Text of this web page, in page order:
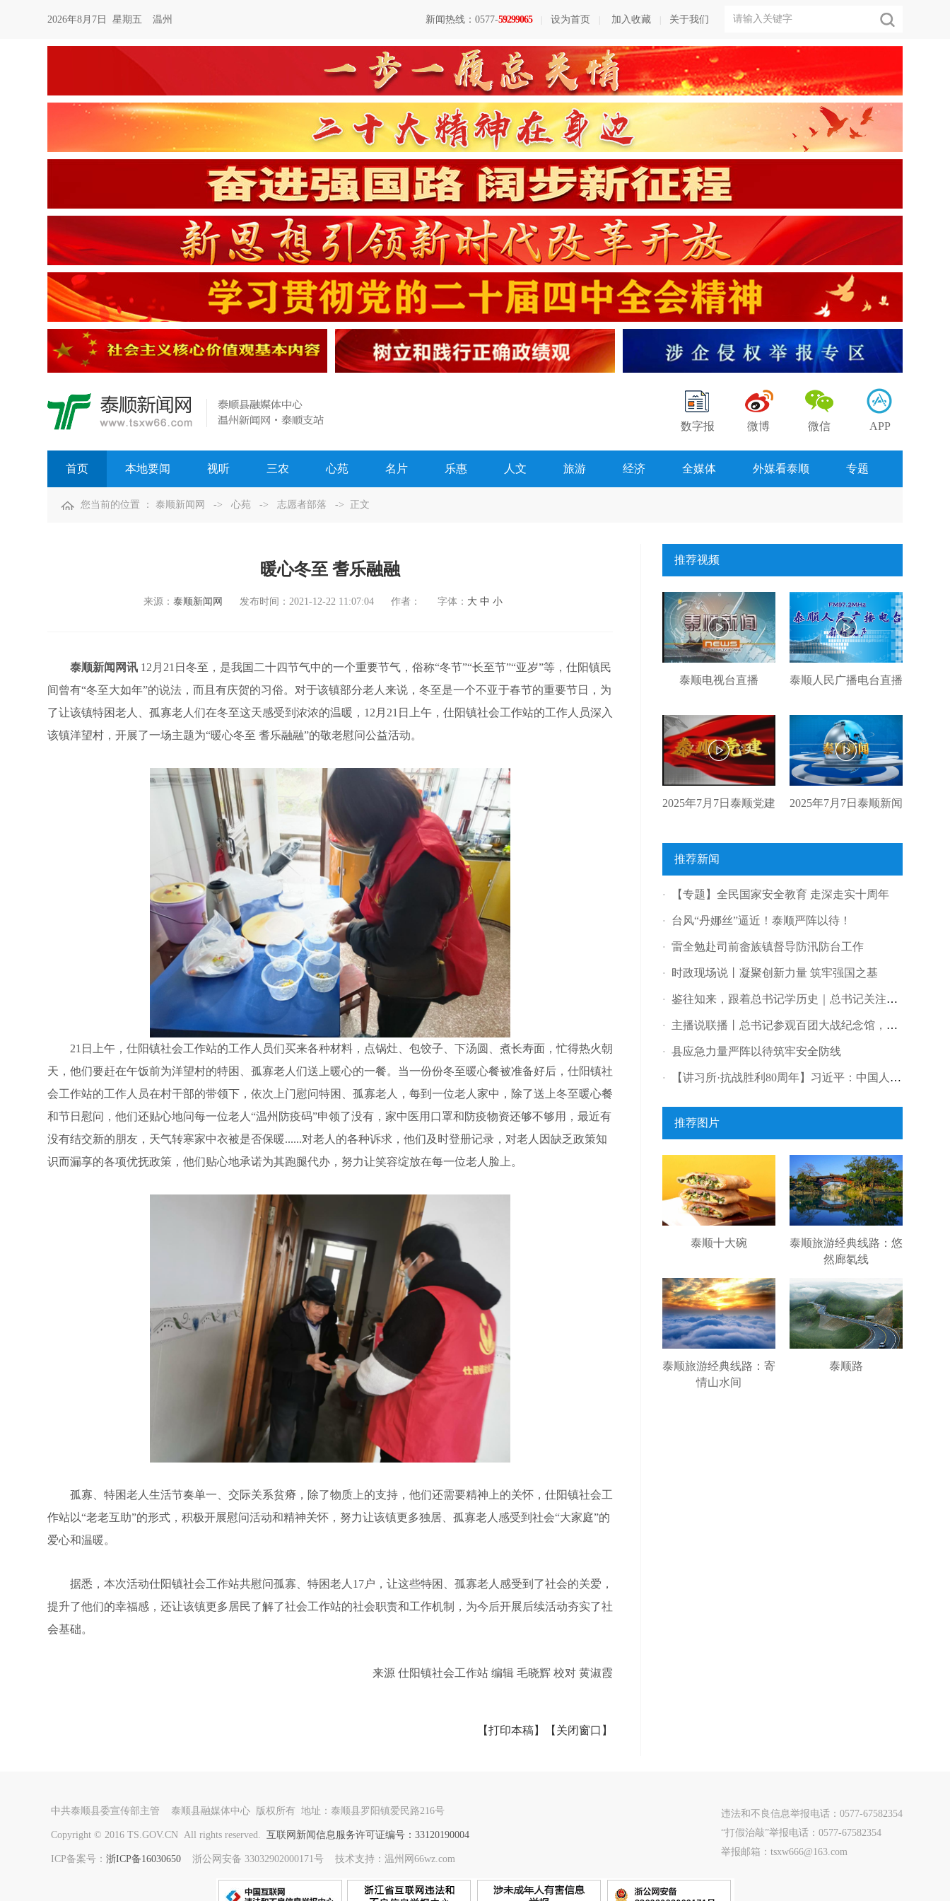
2026年8月7日 星期五 温州 新闻热线：0577-59299065 设为首页 加入收藏 关于我们
数字报 微博 微信 APP
首页 本地要闻 视听 三农 心苑 名片 乐惠 人文 旅游 经济 全媒体 外媒看泰顺 专题
您当前的位置 ： 泰顺新闻网 -> 心苑 -> 志愿者部落 -> 正文
推荐视频
泰顺电视台直播 泰顺人民广播电台直播
2025年7月7日泰顺党建 2025年7月7日泰顺新闻
推荐新闻
· 【专题】全民国家安全教育 走深走实十周年
· 台风“丹娜丝”逼近！泰顺严阵以待！
· 雷全勉赴司前畲族镇督导防汛防台工作
· 时政现场说丨凝聚创新力量 筑牢强国之基
· 鉴往知来，跟着总书记学历史｜总书记关注的这场战役，为何闻名中外？
· 主播说联播丨总书记参观百团大战纪念馆，传递哪些信息？
· 县应急力量严阵以待筑牢安全防线
· 【讲习所·抗战胜利80周年】习近平：中国人民对和平有着孜孜不倦的追求
推荐图片
泰顺十大碗
泰顺旅游经典线路：悠
然廊氡线
泰顺旅游经典线路：寄
情山水间
泰顺路
暖心冬至 耆乐融融
来源： 泰顺新闻网 发布时间： 2021-12-22 11:07:04 作者： 字体： 大 中 小
泰顺新闻网讯 12月21日冬至，是我国二十四节气中的一个重要节气，俗称“冬节”“长至节”“亚岁”等，仕阳镇民
间曾有“冬至大如年”的说法，而且有庆贺的习俗。对于该镇部分老人来说，冬至是一个不亚于春节的重要节日，为
了让该镇特困老人、孤寡老人们在冬至这天感受到浓浓的温暖，12月21日上午，仕阳镇社会工作站的工作人员深入
该镇洋望村，开展了一场主题为“暖心冬至 耆乐融融”的敬老慰问公益活动。
21日上午，仕阳镇社会工作站的工作人员们买来各种材料，点锅灶、包饺子、下汤圆、煮长寿面，忙得热火朝
天，他们要赶在午饭前为洋望村的特困、孤寡老人们送上暖心的一餐。当一份份冬至暖心餐被准备好后，仕阳镇社
会工作站的工作人员在村干部的带领下，依次上门慰问特困、孤寡老人，每到一位老人家中，除了送上冬至暖心餐
和节日慰问，他们还贴心地问每一位老人“温州防疫码”申领了没有，家中医用口罩和防疫物资还够不够用，最近有
没有结交新的朋友，天气转寒家中衣被是否保暖......对老人的各种诉求，他们及时登册记录，对老人因缺乏政策知
识而漏享的各项优抚政策，他们贴心地承诺为其跑腿代办，努力让笑容绽放在每一位老人脸上。
孤寡、特困老人生活节奏单一、交际关系贫瘠，除了物质上的支持，他们还需要精神上的关怀，仕阳镇社会工
作站以“老老互助”的形式，积极开展慰问活动和精神关怀，努力让该镇更多独居、孤寡老人感受到社会“大家庭”的
爱心和温暖。
据悉，本次活动仕阳镇社会工作站共慰问孤寡、特困老人17户，让这些特困、孤寡老人感受到了社会的关爱，
提升了他们的幸福感，还让该镇更多居民了解了社会工作站的社会职责和工作机制，为今后开展后续活动夯实了社
会基础。
来源 仕阳镇社会工作站 编辑 毛晓辉 校对 黄淑霞
【打印本稿】 【关闭窗口】
违法和不良信息举报电话：0577-67582354
“打假治敲”举报电话：0577-67582354
举报邮箱：tsxw666@163.com
中共泰顺县委宣传部主管 泰顺县融媒体中心 版权所有 地址：泰顺县罗阳镇爱民路216号
Copyright © 2016 TS.GOV.CN All rights reserved. 互联网新闻信息服务许可证编号：33120190004
ICP备案号： 浙ICP备16030650 浙公网安备 33032902000171号 技术支持：温州网66wz.com